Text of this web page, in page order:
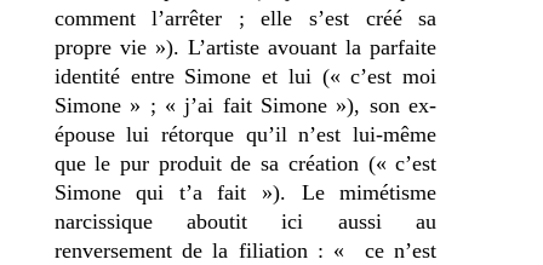
comment l’arrêter ; elle s’est créé sa
propre vie »). L’artiste avouant la parfaite
identité entre Simone et lui (« c’est moi
Simone » ; « j’ai fait Simone »), son ex-
épouse lui rétorque qu’il n’est lui-même
que le pur produit de sa création (« c’est
Simone qui t’a fait »). Le mimétisme
narcissique aboutit ici aussi au
renversement de la filiation : « ce n’est